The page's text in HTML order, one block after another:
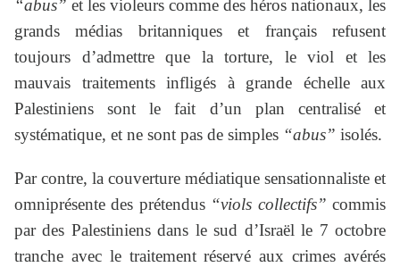
“abus” et les violeurs comme des héros nationaux, les
grands médias britanniques et français refusent
toujours d’admettre que la torture, le viol et les
mauvais traitements infligés à grande échelle aux
Palestiniens sont le fait d’un plan centralisé et
systématique, et ne sont pas de simples “abus” isolés.
Par contre, la couverture médiatique sensationnaliste et
omniprésente des prétendus “viols collectifs” commis
par des Palestiniens dans le sud d’Israël le 7 octobre
tranche avec le traitement réservé aux crimes avérés